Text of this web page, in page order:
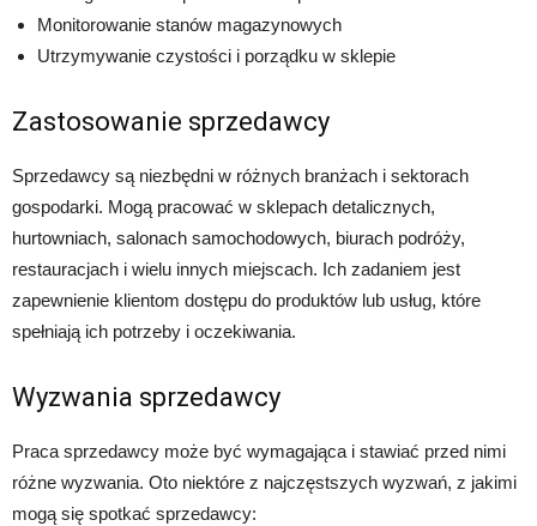
Monitorowanie stanów magazynowych
Utrzymywanie czystości i porządku w sklepie
Zastosowanie sprzedawcy
Sprzedawcy są niezbędni w różnych branżach i sektorach
gospodarki. Mogą pracować w sklepach detalicznych,
hurtowniach, salonach samochodowych, biurach podróży,
restauracjach i wielu innych miejscach. Ich zadaniem jest
zapewnienie klientom dostępu do produktów lub usług, które
spełniają ich potrzeby i oczekiwania.
Wyzwania sprzedawcy
Praca sprzedawcy może być wymagająca i stawiać przed nimi
różne wyzwania. Oto niektóre z najczęstszych wyzwań, z jakimi
mogą się spotkać sprzedawcy: